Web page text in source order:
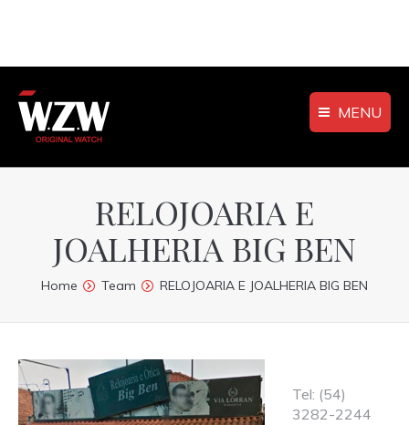
MENU
RELOJOARIA E
JOALHERIA BIG BEN
You are here:
Home Team RELOJOARIA E JOALHERIA BIG BEN
Tel: (54)
3282-2244